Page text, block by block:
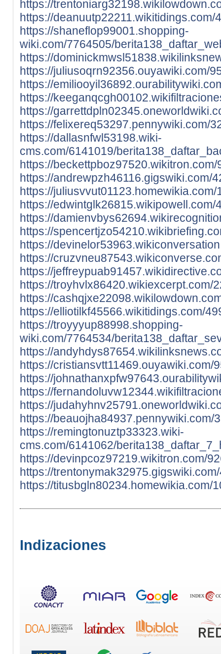
https://
https://
https://shaneflop99001.shopping-
wiki.com/7764505/
https://
https://juliusoqrn92356.ouyawiki.com/
https://
https://
https://
https://felixereq53297.pennywiki.com/
https://dallasnfwl53198.wiki-
cms.com/6141019/
https://
https://andrewpzh46116.gigswiki.com/
https://
https://
https://
https://
https://
https://
https://
https://
https://
https://elliotilkf45566.wikitidings.com/
https://troyyyup88998.shopping-
wiki.com/7764534/
https://
https://
https://
https://
https://
https://
https://remingtonuztp33323.wiki-
cms.com/6141062/
https://devinpcoz97219.wikitron.com/
https://
https://
Indizaciones